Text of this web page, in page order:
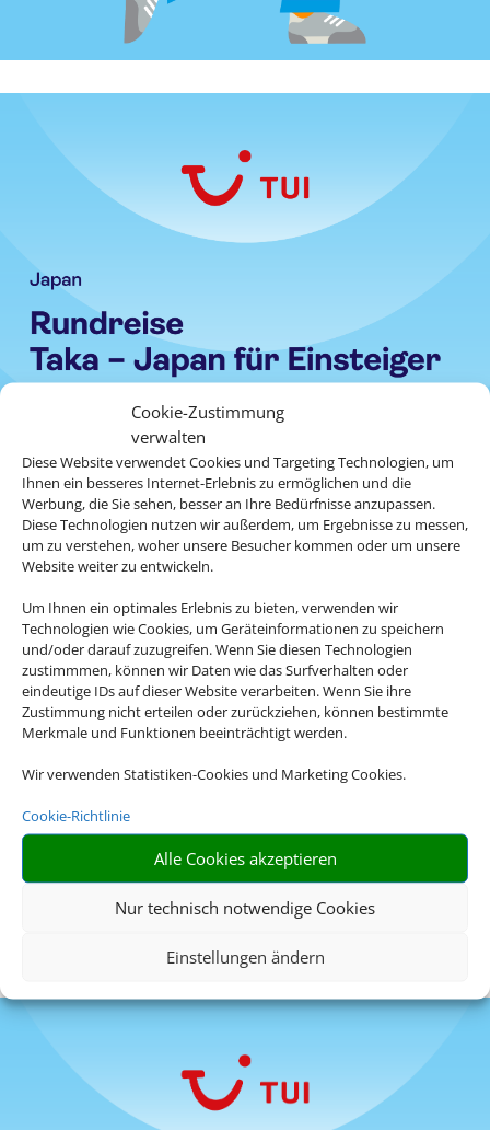
Cookie-Zustimmung
verwalten
Diese Website verwendet Cookies und Targeting Technologien, um
Ihnen ein besseres Internet-Erlebnis zu ermöglichen und die
Werbung, die Sie sehen, besser an Ihre Bedürfnisse anzupassen.
Diese Technologien nutzen wir außerdem, um Ergebnisse zu messen,
um zu verstehen, woher unsere Besucher kommen oder um unsere
Website weiter zu entwickeln.
Um Ihnen ein optimales Erlebnis zu bieten, verwenden wir
Technologien wie Cookies, um Geräteinformationen zu speichern
und/oder darauf zuzugreifen. Wenn Sie diesen Technologien
zustimmmen, können wir Daten wie das Surfverhalten oder
eindeutige IDs auf dieser Website verarbeiten. Wenn Sie ihre
Zustimmung nicht erteilen oder zurückziehen, können bestimmte
Merkmale und Funktionen beeinträchtigt werden.
Wir verwenden Statistiken-Cookies und Marketing Cookies.
Cookie-Richtlinie
Alle Cookies akzeptieren
Nur technisch notwendige Cookies
Einstellungen ändern